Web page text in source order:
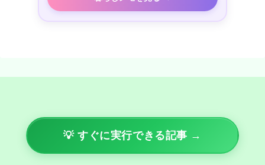
💡 すぐに実行できる記事 →